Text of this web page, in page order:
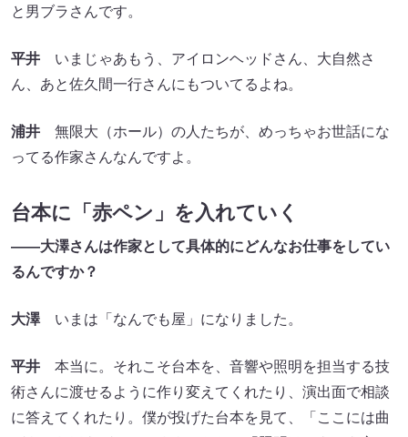
と男ブラさんです。
平井 いまじゃあもう、アイロンヘッドさん、大自然さ
ん、あと佐久間一行さんにもついてるよね。
浦井 無限大（ホール）の人たちが、めっちゃお世話にな
ってる作家さんなんですよ。
台本に「赤ペン」を入れていく
――大澤さんは作家として具体的にどんなお仕事をしてい
るんですか？
大澤いまは「なんでも屋」になりました。
平井 本当に。それこそ台本を、音響や照明を担当する技
術さんに渡せるように作り変えてくれたり、演出面で相談
に答えてくれたり。僕が投げた台本を見て、「ここには曲